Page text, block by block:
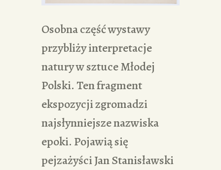
Osobna część wystawy
przybliży interpretacje
natury w sztuce Młodej
Polski. Ten fragment
ekspozycji zgromadzi
najsłynniejsze nazwiska
epoki. Pojawią się
pejzażyści Jan Stanisławski